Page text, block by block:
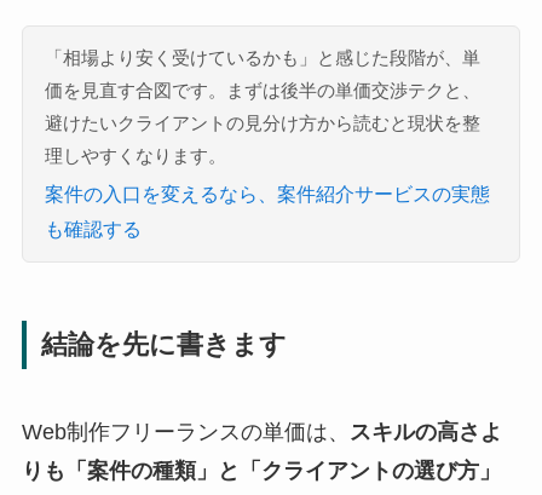
「相場より安く受けているかも」と感じた段階が、単
価を見直す合図です。まずは後半の単価交渉テクと、
避けたいクライアントの見分け方から読むと現状を整
理しやすくなります。
案件の入口を変えるなら、案件紹介サービスの実態
も確認する
結論を先に書きます
Web制作フリーランスの単価は、
スキルの高さよ
りも「案件の種類」と「クライアントの選び方」